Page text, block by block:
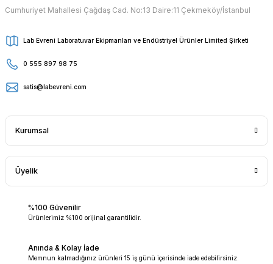
Cumhuriyet Mahallesi Çağdaş Cad. No:13 Daire:11 Çekmeköy/İstanbul
Lab Evreni Laboratuvar Ekipmanları ve Endüstriyel Ürünler Limited Şirketi
0 555 897 98 75
satis@labevreni.com
Kurumsal
Üyelik
%100 Güvenilir
Ürünlerimiz %100 orijinal garantilidir.
Anında & Kolay İade
Memnun kalmadığınız ürünleri 15 iş günü içerisinde iade edebilirsiniz.